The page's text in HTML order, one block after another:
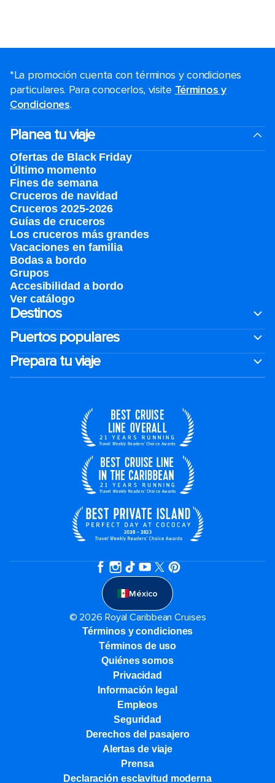
*La promoción cuenta con términos y condiciones
particulares. Para conocerlos, visite Términos y
Condiciones.
Planea tu viaje
Ofertas de Black Friday
Último momento
Fines de semana
Cruceros de navidad
Cruceros 2025-2026
Guías de cruceros
Los cruceros más grandes
Vacaciones en familia
Bodas a bordo
Grupos
Accesibilidad a bordo
Ver catálogo
Destinos
Puertos populares
Prepara tu viaje
México
© 2026 Royal Caribbean Cruises
Términos y condiciones
Términos de uso
Quiénes somos
Privacidad
Información legal
Empleos
Seguridad
Derechos del pasajero
Alertas de viaje
Prensa
Declaración esclavitud moderna